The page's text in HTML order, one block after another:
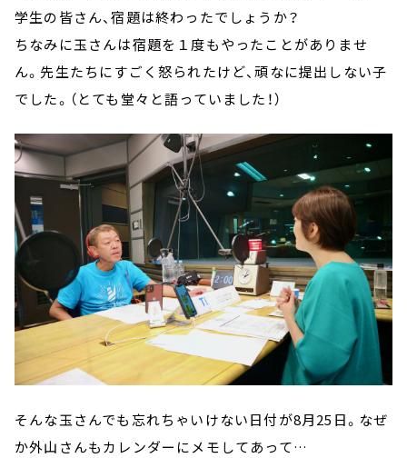
学生の皆さん、宿題は終わったでしょうか？
ちなみに玉さんは宿題を１度もやったことがありませ
ん。先生たちにすごく怒られたけど、頑なに提出しない子
でした。（とても堂々と語っていました！）
そんな玉さんでも忘れちゃいけない日付が8月25日。なぜ
か外山さんもカレンダーにメモしてあって…